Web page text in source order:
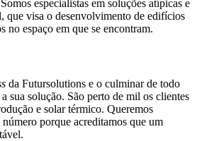
especialistas em soluções atípicas e
que visa o desenvolvimento de edifícios
no espaço em que se encontram.
da Futursolutions e o culminar de todo
sua solução. São perto de mil os clientes
e solar térmico. Queremos
porque acreditamos que um